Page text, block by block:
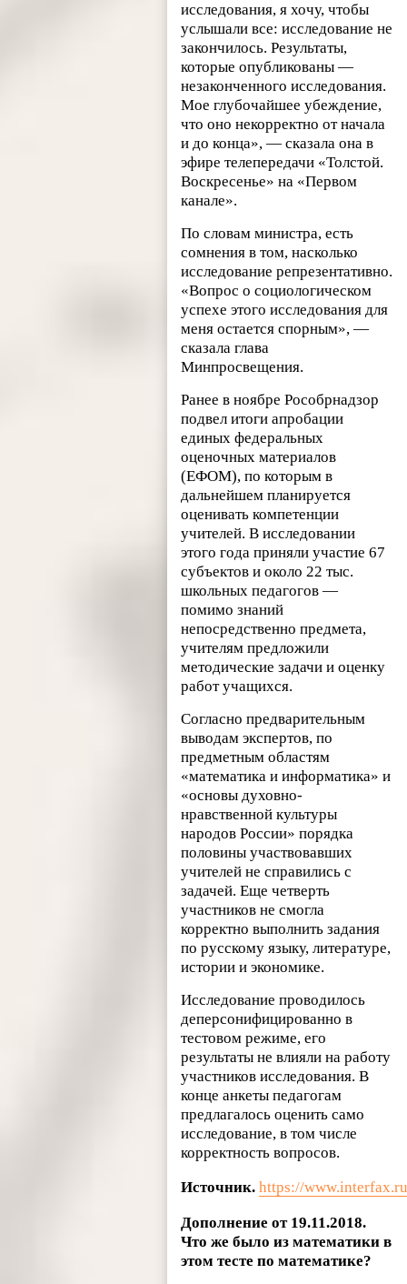
исследования, я хочу, чтобы
услышали все: исследование не
закончилось. Результаты,
которые опубликованы —
незаконченного исследования.
Мое глубочайшее убеждение,
что оно некорректно от начала
и до конца», — сказала она в
эфире телепередачи «Толстой.
Воскресенье» на «Первом
канале».
По словам министра, есть
сомнения в том, насколько
исследование репрезентативно.
«Вопрос о социологическом
успехе этого исследования для
меня остается спорным», —
сказала глава
Минпросвещения.
Ранее в ноябре Рособрнадзор
подвел итоги апробации
единых федеральных
оценочных материалов
(ЕФОМ), по которым в
дальнейшем планируется
оценивать компетенции
учителей. В исследовании
этого года приняли участие 67
субъектов и около 22 тыс.
школьных педагогов —
помимо знаний
непосредственно предмета,
учителям предложили
методические задачи и оценку
работ учащихся.
Согласно предварительным
выводам экспертов, по
предметным областям
«математика и информатика» и
«основы духовно-
нравственной культуры
народов России» порядка
половины участвовавших
учителей не справились с
задачей. Еще четверть
участников не смогла
корректно выполнить задания
по русскому языку, литературе,
истории и экономике.
Исследование проводилось
деперсонифицированно в
тестовом режиме, его
результаты не влияли на работу
участников исследования. В
конце анкеты педагогам
предлагалось оценить само
исследование, в том числе
корректность вопросов.
Источник. https://
Дополнение от 19.11.2018.
Что же было из математики в
этом тесте по математике?